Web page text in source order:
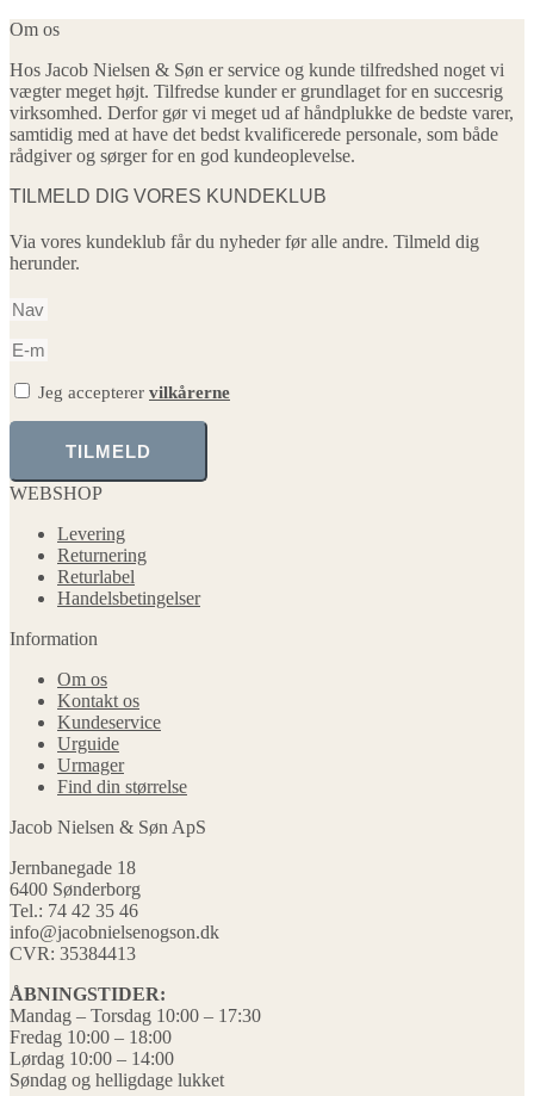
Om os
Hos Jacob Nielsen & Søn er service og kunde tilfredshed noget vi
vægter meget højt. Tilfredse kunder er grundlaget for en succesrig
virksomhed. Derfor gør vi meget ud af håndplukke de bedste varer,
samtidig med at have det bedst kvalificerede personale, som både
rådgiver og sørger for en god kundeoplevelse.
TILMELD DIG VORES KUNDEKLUB
Via vores kundeklub får du nyheder før alle andre. Tilmeld dig
herunder.
Jeg accepterer vilkårerne
TILMELD
WEBSHOP
Levering
Returnering
Returlabel
Handelsbetingelser
Information
Om os
Kontakt os
Kundeservice
Urguide
Urmager
Find din størrelse
Jacob Nielsen & Søn ApS
Jernbanegade 18
6400 Sønderborg
Tel.: 74 42 35 46
info@jacobnielsenogson.dk
CVR: 35384413
ÅBNINGSTIDER:
Mandag – Torsdag 10:00 – 17:30
Fredag 10:00 – 18:00
Lørdag 10:00 – 14:00
Søndag og helligdage lukket